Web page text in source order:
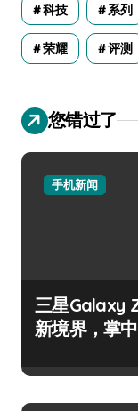
科技 系列
荣耀 评测
您错过了
手机新闻
三星Galaxy
新境界，掌